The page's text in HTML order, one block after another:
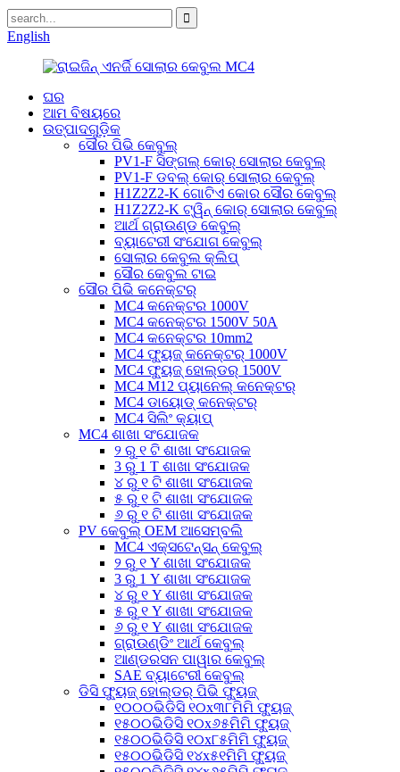
English
ଘର
ଆମ ବିଷୟରେ
ଉତ୍ପାଦଗୁଡ଼ିକ
ସୌର ପିଭି କେବୁଲ୍
PV1-F ସିଙ୍ଗଲ୍ କୋର୍ ସୋଲାର କେବୁଲ୍
PV1-F ଡବଲ୍ କୋର୍ ସୋଲାର କେବୁଲ୍
H1Z2Z2-K ଗୋଟିଏ କୋର ସୌର କେବୁଲ୍
H1Z2Z2-K ଟ୍ୱିନ୍ କୋର୍ ସୋଲାର କେବୁଲ୍
ଆର୍ଥ ଗ୍ରାଉଣ୍ଡ କେବୁଲ୍
ବ୍ୟାଟେରୀ ସଂଯୋଗ କେବୁଲ୍
ସୋଲାର କେବୁଲ କ୍ଲିପ୍
ସୌର କେବୁଲ ଟାଇ
ସୌର ପିଭି କନେକ୍ଟର୍
MC4 କନେକ୍ଟର 1000V
MC4 କନେକ୍ଟର 1500V 50A
MC4 କନେକ୍ଟର 10mm2
MC4 ଫ୍ୟୁଜ୍ କନେକ୍ଟର୍ 1000V
MC4 ଫ୍ୟୁଜ୍ ହୋଲ୍ଡର୍ 1500V
MC4 M12 ପ୍ୟାନେଲ୍ କନେକ୍ଟର୍
MC4 ଡାୟୋଡ୍ କନେକ୍ଟର୍
MC4 ସିଲିଂ କ୍ୟାପ୍
MC4 ଶାଖା ସଂଯୋଜକ
୨ ରୁ ୧ ଟି ଶାଖା ସଂଯୋଜକ
3 ରୁ 1 T ଶାଖା ସଂଯୋଜକ
୪ ରୁ ୧ ଟି ଶାଖା ସଂଯୋଜକ
୫ ରୁ ୧ ଟି ଶାଖା ସଂଯୋଜକ
୬ ରୁ ୧ ଟି ଶାଖା ସଂଯୋଜକ
PV କେବୁଲ୍ OEM ଆସେମ୍ବଲି
MC4 ଏକ୍ସଟେନ୍ସନ୍ କେବୁଲ୍
୨ ରୁ ୧ Y ଶାଖା ସଂଯୋଜକ
3 ରୁ 1 Y ଶାଖା ସଂଯୋଜକ
୪ ରୁ ୧ Y ଶାଖା ସଂଯୋଜକ
୫ ରୁ ୧ Y ଶାଖା ସଂଯୋଜକ
୬ ରୁ ୧ Y ଶାଖା ସଂଯୋଜକ
ଗ୍ରାଉଣ୍ଡିଂ ଆର୍ଥ କେବୁଲ୍
ଆଣ୍ଡରସନ ପାୱାର କେବୁଲ୍
SAE ବ୍ୟାଟେରୀ କେବୁଲ୍
ଡିସି ଫ୍ୟୁଜ୍ ହୋଲ୍ଡର୍ ପିଭି ଫ୍ୟୁଜ୍
୧୦୦୦ଭିଡିସି ୧୦x୩୮ମିମି ଫ୍ୟୁଜ୍
୧୫୦୦ଭିଡିସି ୧୦x୬୫ମିମି ଫ୍ୟୁଜ୍
୧୫୦୦ଭିଡିସି ୧୦x୮୫ମିମି ଫ୍ୟୁଜ୍
୧୫୦୦ଭିଡିସି ୧୪x୫୧ମିମି ଫ୍ୟୁଜ୍